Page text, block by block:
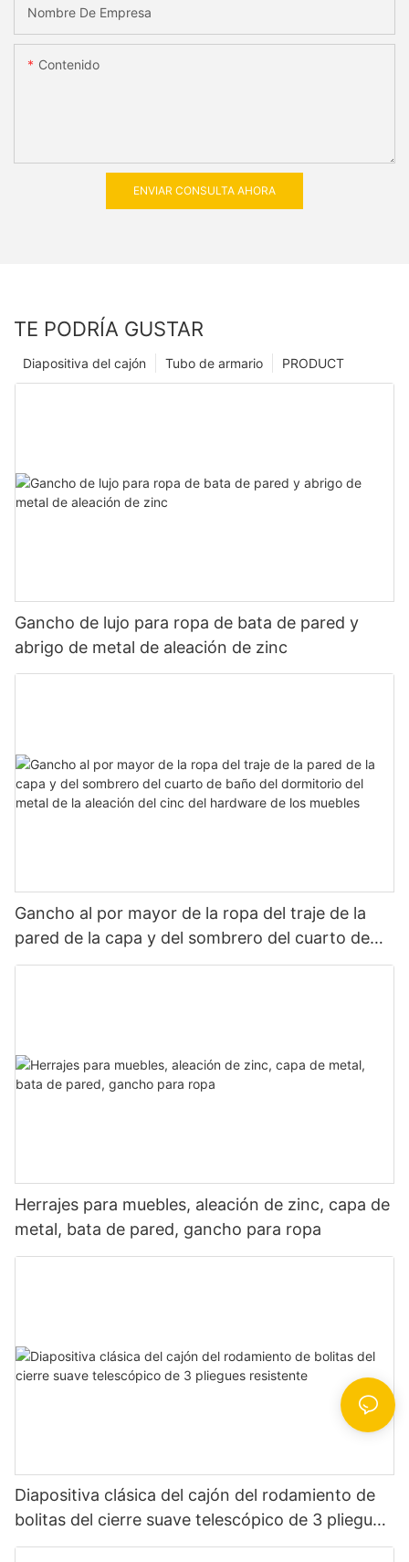
Nombre De Empresa
Contenido
ENVIAR CONSULTA AHORA
TE PODRÍA GUSTAR
PRODUCT
Tubo de armario
Diapositiva del cajón
Gancho de lujo para ropa de bata de pared y
abrigo de metal de aleación de zinc
Gancho al por mayor de la ropa del traje de la
pared de la capa y del sombrero del cuarto de
baño del dormitorio del metal de la aleación del
Herrajes para muebles, aleación de zinc, capa de
metal, bata de pared, gancho para ropa
Diapositiva clásica del cajón del rodamiento de
bolitas del cierre suave telescópico de 3 pliegues
resistente